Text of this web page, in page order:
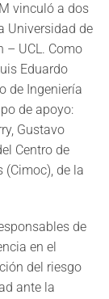
vinculó a dos
Universidad de
– UCL. Como
Eduardo
de Ingeniería
de apoyo:
Gustavo
Centro de
(Cimoc), de la
de
en el
del riesgo
ante la